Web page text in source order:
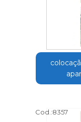
Cod.:8357